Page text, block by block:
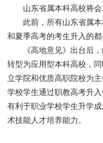
山东省属本科高校将
此前，所有山东省属
和夏季高考的考生升入的都
《高地意见》出台后
转型为应用型本科高校，
立学院和优质高职院校为
学校学生通过职教高考升
有利于职业学校学生升学
术技能人才培养能力。